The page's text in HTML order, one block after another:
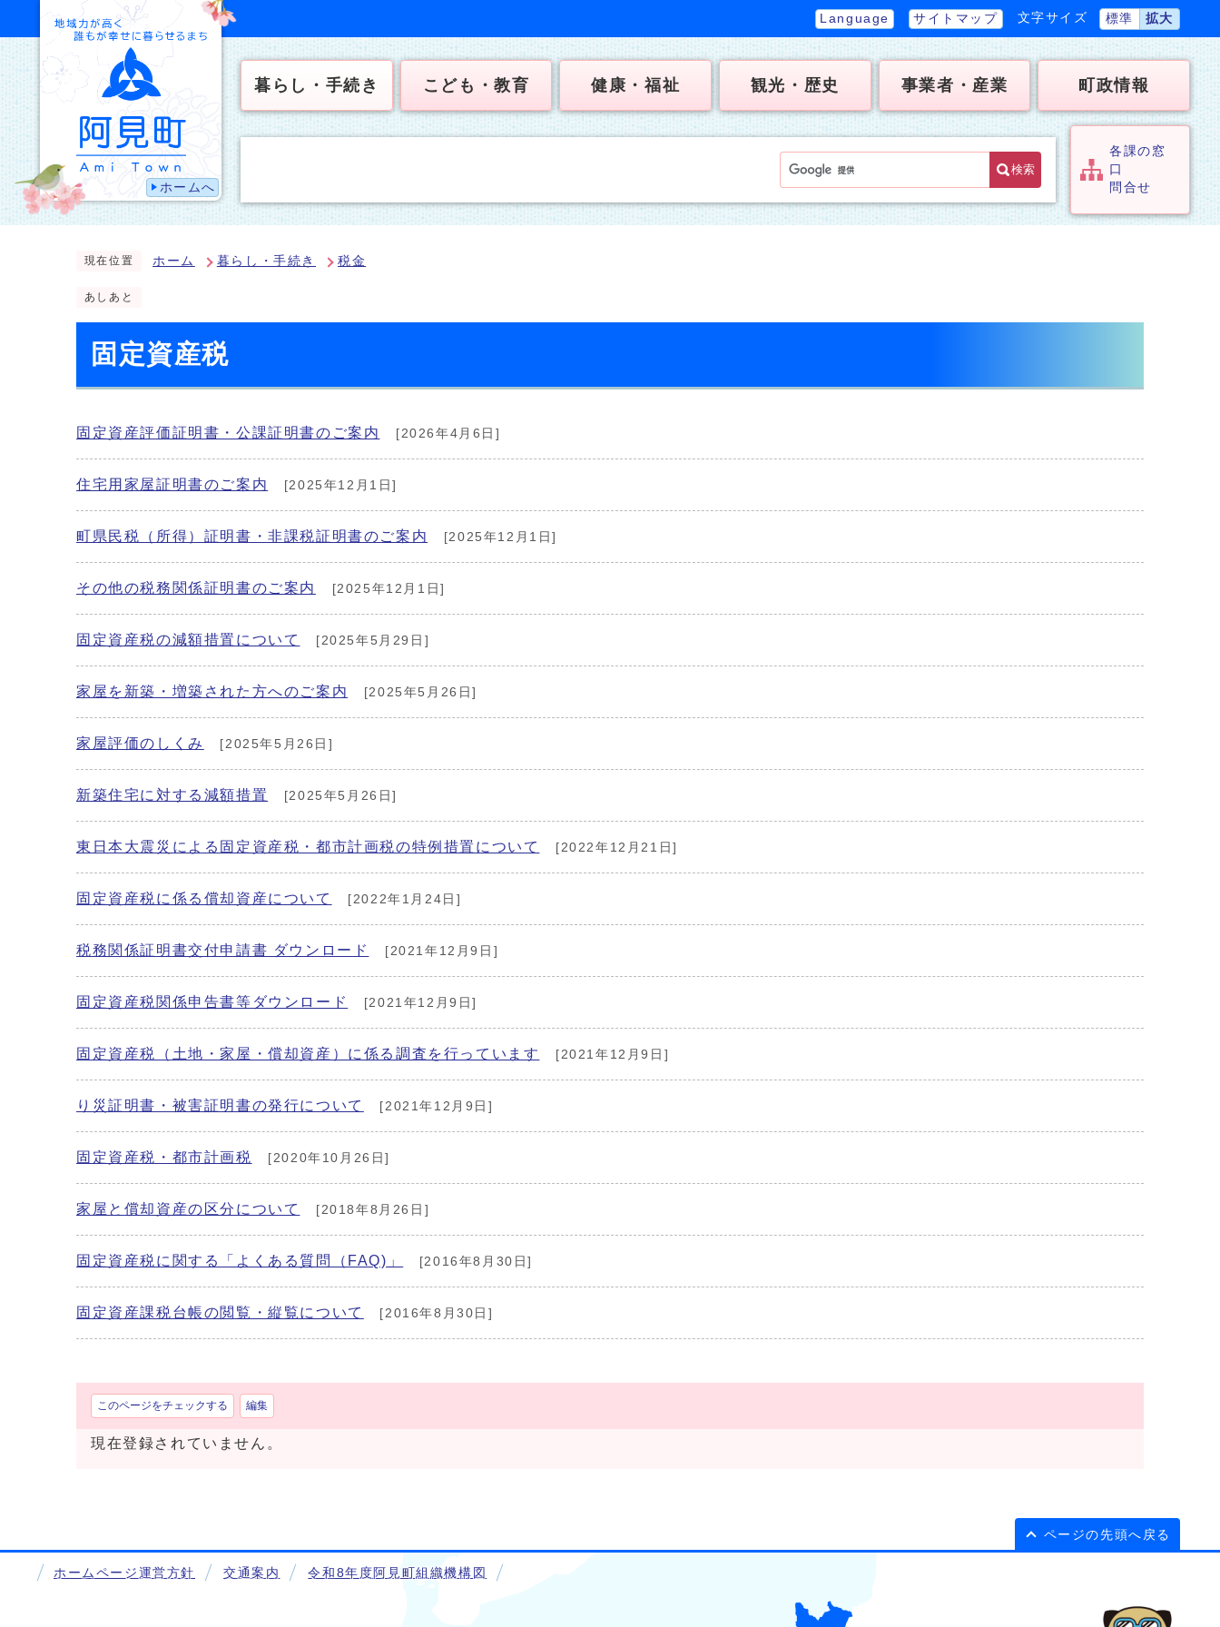
ホームへ
Language サイトマップ 文字サイズ 標準 拡大
暮らし・手続き こども・教育 健康・福祉 観光・歴史 事業者・産業 町政情報
検索
各課の窓
口
問合せ
現在位置 ホーム 暮らし・手続き 税金
あしあと
固定資産税
固定資産評価証明書・公課証明書のご案内 [2026年4月6日]
住宅用家屋証明書のご案内 [2025年12月1日]
町県民税（所得）証明書・非課税証明書のご案内 [2025年12月1日]
その他の税務関係証明書のご案内 [2025年12月1日]
固定資産税の減額措置について [2025年5月29日]
家屋を新築・増築された方へのご案内 [2025年5月26日]
家屋評価のしくみ [2025年5月26日]
新築住宅に対する減額措置 [2025年5月26日]
東日本大震災による固定資産税・都市計画税の特例措置について [2022年12月21日]
固定資産税に係る償却資産について [2022年1月24日]
税務関係証明書交付申請書 ダウンロード [2021年12月9日]
固定資産税関係申告書等ダウンロード [2021年12月9日]
固定資産税（土地・家屋・償却資産）に係る調査を行っています [2021年12月9日]
り災証明書・被害証明書の発行について [2021年12月9日]
固定資産税・都市計画税 [2020年10月26日]
家屋と償却資産の区分について [2018年8月26日]
固定資産税に関する「よくある質問（FAQ)」 [2016年8月30日]
固定資産課税台帳の閲覧・縦覧について [2016年8月30日]
このページをチェックする 編集
現在登録されていません。
ページの先頭へ戻る
ホームページ運営方針 交通案内 令和8年度阿見町組織機構図